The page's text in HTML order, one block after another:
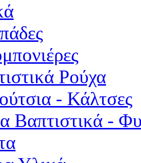
Ρούχα
- Κάλτσες
Βαπτιστικά -